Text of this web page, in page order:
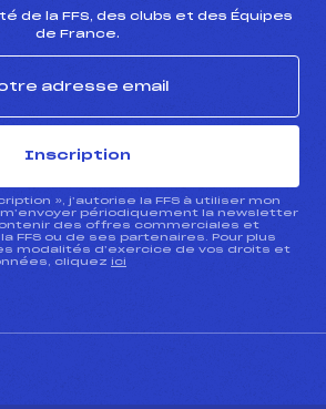
de la FFS, des clubs et des Équipes
de France.
Inscription
», j’autorise la FFS à utiliser mon
périodiquement la newsletter
des offres commerciales et
FFS ou de ses partenaires. Pour plus
modalités d’exercice de vos droits et
cliquez ici